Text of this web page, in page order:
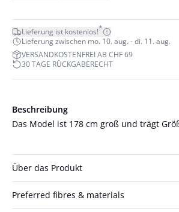
Lieferung ist kostenlos!*
Lieferung zwischen mo. 10. aug. - di. 11. aug.
VERSANDKOSTENFREI AB CHF 69
30 TAGE RÜCKGABERECHT
Beschreibung
Das Model ist 178 cm groß und trägt
Über das Produkt
Preferred fibres & materials